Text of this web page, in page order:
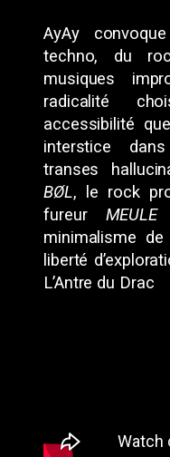
AyAy
techno, du
musiques
radicalité
accessibilité
interstice
transes
BØL, le rock
fureur MEULE
minimalisme de
liberté
L’Antre du Drac